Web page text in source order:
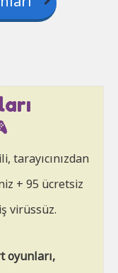
tarayıcınızdan
+ 95 ücretsiz
virüssüz.
oyunları,